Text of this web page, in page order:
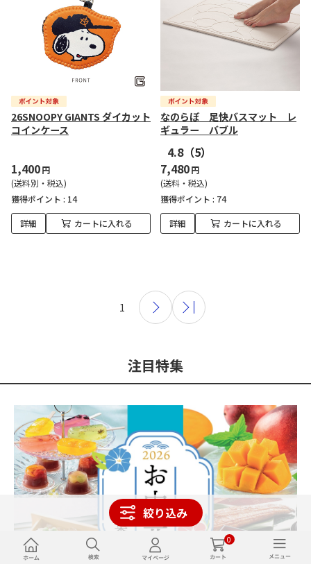
0
絞り込み
26SNOOPY GIANTS ダイカット
コインケース
1,400円
(送料別・税込)
獲得ポイント : 14
詳細 カートに入れる
なのらぼ 足快バスマット レ
ギュラー バブル
4.8（5）
7,480円
(送料・税込)
獲得ポイント : 74
詳細 カートに入れる
1
注目特集